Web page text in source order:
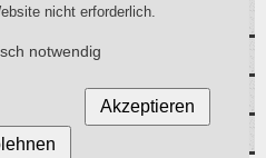
nicht erforderlich.
notwendig
Akzeptieren